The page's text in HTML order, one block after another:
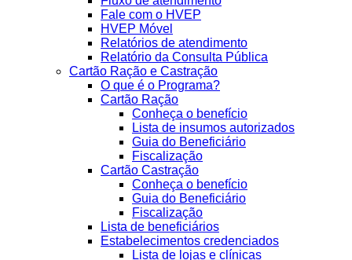
Fale com o HVEP
HVEP Móvel
Relatórios de atendimento
Relatório da Consulta Pública
Cartão Ração e Castração
O que é o Programa?
Cartão Ração
Conheça o benefício
Lista de insumos autorizados
Guia do Beneficiário
Fiscalização
Cartão Castração
Conheça o benefício
Guia do Beneficiário
Fiscalização
Lista de beneficiários
Estabelecimentos credenciados
Lista de lojas e clínicas